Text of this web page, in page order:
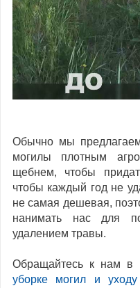
Обычно мы
могилы плотным
щебнем, чтобы
чтобы каждый год не
не самая дешевая,
нанимать нас для
удалением травы.
Обращайтесь к нам в
уборке могил и